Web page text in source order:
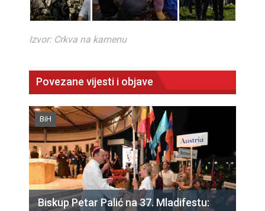
Izvor: Crkva na kamenu
Povezane vijesti i objave
BiH
Biskup Petar Palić na 37. Mladifestu: